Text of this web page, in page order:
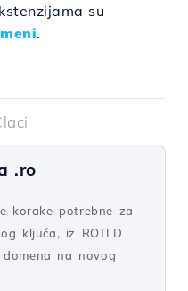
su
.
.ro
korake potrebne za
ključa, iz ROTLD
na novog